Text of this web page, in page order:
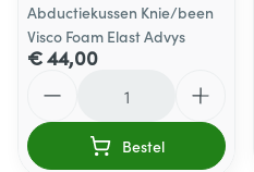
Abductiekussen Knie/been
Visco Foam Elast Advys
€ 44,00
Bestel